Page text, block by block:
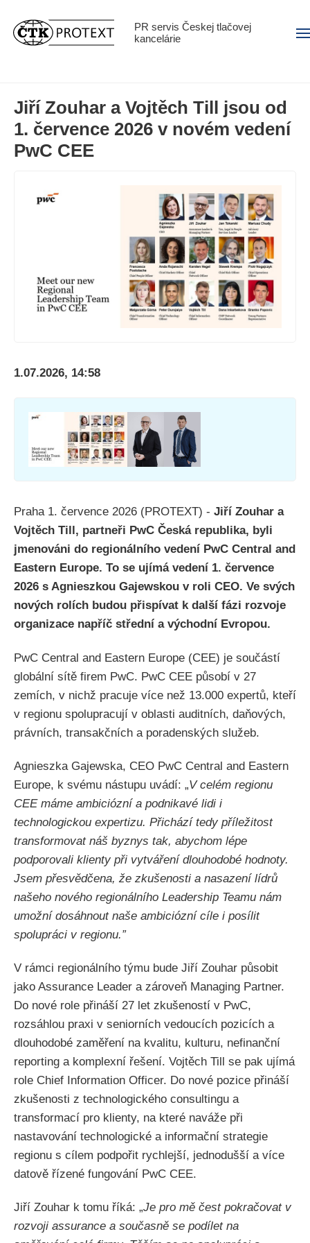
PR servis Českej tlačovej
kancelárie
Jiří Zouhar a Vojtěch Till jsou od
1. července 2026 v novém vedení
PwC CEE
1.07.2026, 14:58
Praha 1. července 2026 (PROTEXT) - Jiří Zouhar a
Vojtěch Till, partneři PwC Česká republika, byli
jmenováni do regionálního vedení PwC Central and
Eastern Europe. To se ujímá vedení 1. července
2026 s Agnieszkou Gajewskou v roli CEO. Ve svých
nových rolích budou přispívat k další fázi rozvoje
organizace napříč střední a východní Evropou.
PwC Central and Eastern Europe (CEE) je součástí
globální sítě firem PwC. PwC CEE působí v 27
zemích, v nichž pracuje více než 13.000 expertů, kteří
v regionu spolupracují v oblasti auditních, daňových,
právních, transakčních a poradenských služeb.
Agnieszka Gajewska, CEO PwC Central and Eastern
Europe, k svému nástupu uvádí: „V celém regionu
CEE máme ambiciózní a podnikavé lidi i
technologickou expertizu. Přichází tedy příležitost
transformovat náš byznys tak, abychom lépe
podporovali klienty při vytváření dlouhodobé hodnoty.
Jsem přesvědčena, že zkušenosti a nasazení lídrů
našeho nového regionálního Leadership Teamu nám
umožní dosáhnout naše ambiciózní cíle i posílit
spolupráci v regionu.”
V rámci regionálního týmu bude Jiří Zouhar působit
jako Assurance Leader a zároveň Managing Partner.
Do nové role přináší 27 let zkušeností v PwC,
rozsáhlou praxi v seniorních vedoucích pozicích a
dlouhodobé zaměření na kvalitu, kulturu, nefinanční
reporting a komplexní řešení. Vojtěch Till se pak ujímá
role Chief Information Officer. Do nové pozice přináší
zkušenosti z technologického consultingu a
transformací pro klienty, na které naváže při
nastavování technologické a informační strategie
regionu s cílem podpořit rychlejší, jednodušší a více
datově řízené fungování PwC CEE.
Jiří Zouhar k tomu říká: „Je pro mě čest pokračovat v
rozvoji assurance a současně se podílet na